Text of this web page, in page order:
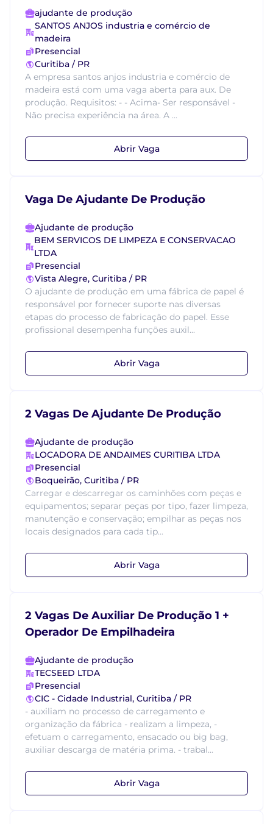
ajudante de produção
SANTOS ANJOS industria e comércio de
madeira
Presencial
Curitiba / PR
A empresa santos anjos industria e comércio de
madeira está com uma vaga aberta para aux. De
produção. Requisitos: - - Acima- Ser responsável -
Não precisa experiência na área. A ...
Abrir Vaga
Vaga De Ajudante De Produção
Ajudante de produção
BEM SERVICOS DE LIMPEZA E CONSERVACAO
LTDA
Presencial
Vista Alegre, Curitiba / PR
O ajudante de produção em uma fábrica de papel é
responsável por fornecer suporte nas diversas
etapas do processo de fabricação do papel. Esse
profissional desempenha funções auxil...
Abrir Vaga
2 Vagas De Ajudante De Produção
Ajudante de produção
LOCADORA DE ANDAIMES CURITIBA LTDA
Presencial
Boqueirão, Curitiba / PR
Carregar e descarregar os caminhões com peças e
equipamentos; separar peças por tipo, fazer limpeza,
manutenção e conservação; empilhar as peças nos
locais designados para cada tip...
Abrir Vaga
2 Vagas De Auxiliar De Produção 1 +
Operador De Empilhadeira
Ajudante de produção
TECSEED LTDA
Presencial
CIC - Cidade Industrial, Curitiba / PR
- auxiliam no processo de carregamento e
organização da fábrica - realizam a limpeza, -
efetuam o carregamento, ensacado ou big bag,
auxiliar descarga de matéria prima. - trabal...
Abrir Vaga